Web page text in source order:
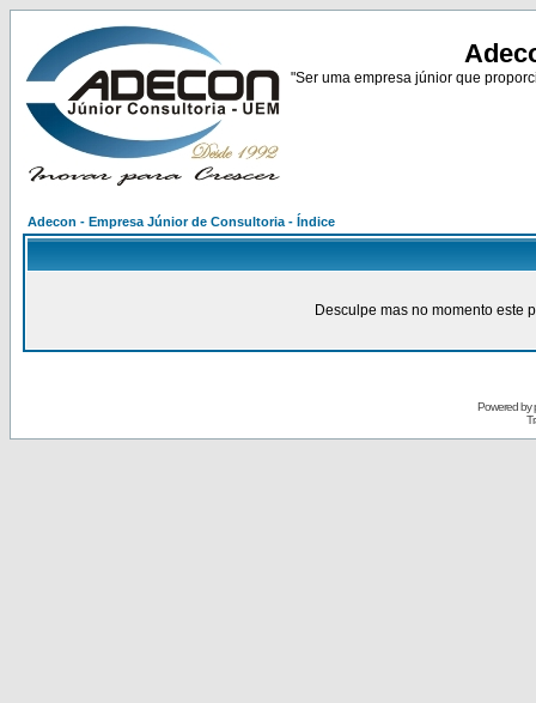
"Ser uma empresa júnior que
Adecon - Empresa Júnior de Consultoria - Índice
Desculpe mas no momento este
Powered by